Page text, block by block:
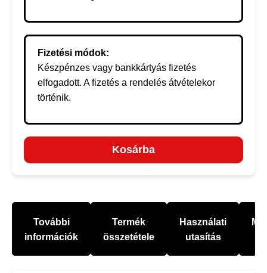
Fizetési módok:
Készpénzes vagy bankkártyás fizetés
elfogadott. A fizetés a rendelés átvételekor
történik.
Kosárba
További
információk
Termék
összetétele
Használati
utasítás